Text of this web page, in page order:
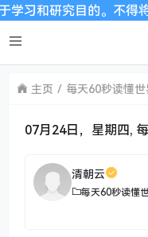
研究目的。不得将上
主页 每天60秒读懂
07月24日，星期四,
清朝云
每天60秒读懂